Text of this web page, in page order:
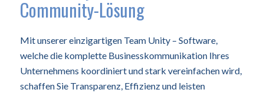
Community-Lösung
Mit unserer einzigartigen Team Unity – Software,
welche die komplette Businesskommunikation Ihres
Unternehmens koordiniert und stark vereinfachen wird,
schaffen Sie Transparenz, Effizienz und leisten